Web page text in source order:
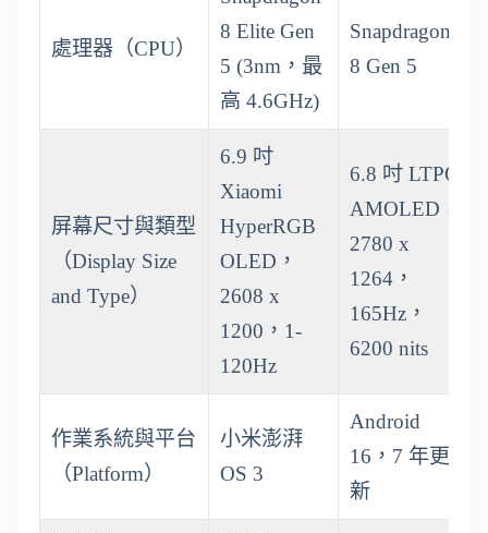
處理器（CPU）
8 Elite Gen
5 (3nm，最
高 4.6GHz)
Snapdragon
8 Gen 5
屏幕尺寸與類型
（Display Size
and Type）
6.9 吋
Xiaomi
HyperRGB
OLED，
2608 x
1200，1-
120Hz
6.8 吋 LTPO
AMOLED，
2780 x
1264，
165Hz，
6200 nits
作業系統與平台
（Platform）
小米澎湃
OS 3
Android
16，7 年更
新